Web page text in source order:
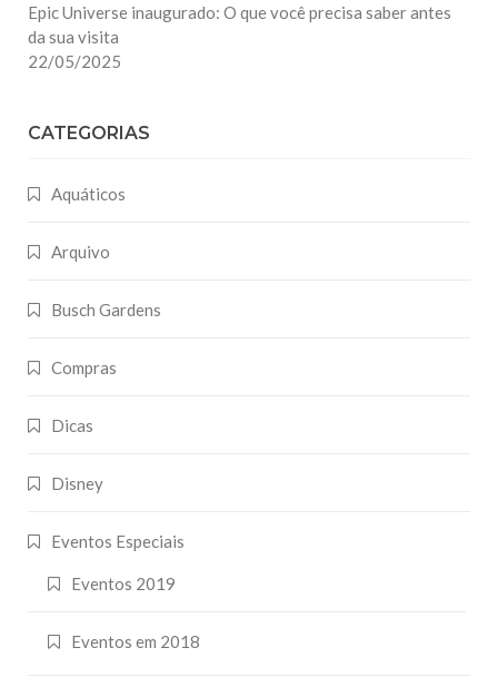
Epic Universe inaugurado: O que você precisa saber antes
da sua visita
22/05/2025
CATEGORIAS
Aquáticos
Arquivo
Busch Gardens
Compras
Dicas
Disney
Eventos Especiais
Eventos 2019
Eventos em 2018